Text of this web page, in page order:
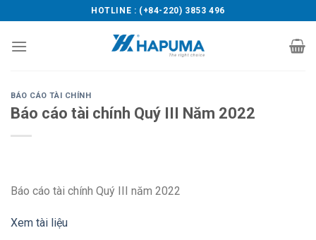
to
content
HOTLINE : (+84-220) 3853 496
BÁO CÁO TÀI CHÍNH
Báo cáo tài chính Quý III Năm 2022
Báo cáo tài chính Quý III năm 2022
Xem tài liệu